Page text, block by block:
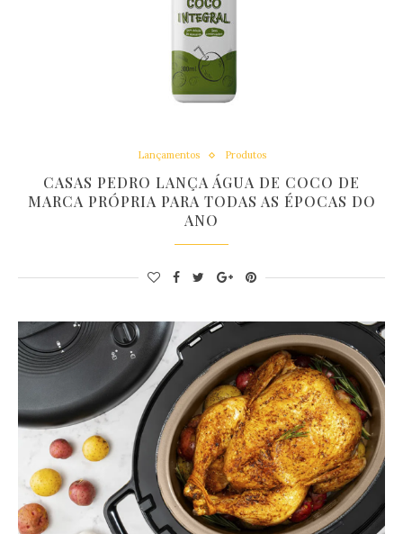
Lançamentos Produtos
CASAS PEDRO LANÇA ÁGUA DE COCO DE
MARCA PRÓPRIA PARA TODAS AS ÉPOCAS DO
ANO